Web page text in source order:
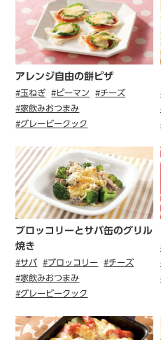
アレンジ自由の餅ピザ
#玉ねぎ #ピーマン
#チーズ
#家飲みおつまみ
#グレービークック
ブロッコリーとサバ缶のグリル
焼き
#サバ #ブロッコリー
#チーズ
#家飲みおつまみ
#グレービークック